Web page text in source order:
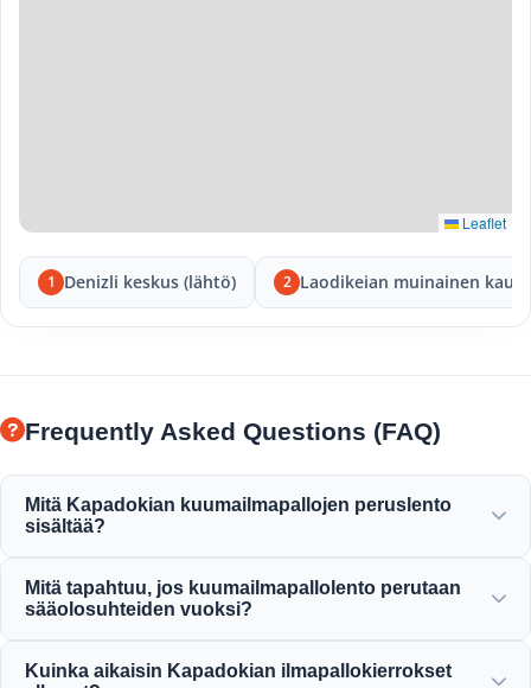
Leaflet
1 Denizli keskus (lähtö) 2 Laodikeian muinainen
Frequently Asked Questions (FAQ)
Mitä Kapadokian kuumailmapallojen peruslento
sisältää?
ennen lentoa, tunnin ilmapallolennon keijunpiipujen yllä,
samppanjapaahdoksen ja henkilökohtaisen
Mitä tapahtuu, jos kuumailmapallolento perutaan
sääolosuhteiden vuoksi?
perutaan tuulen tai sääolosuhteiden vuoksi, saat täyden
Kuinka aikaisin Kapadokian ilmapallokierrokset